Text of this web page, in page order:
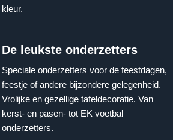
kleur.
De leukste onderzetters
Speciale onderzetters voor de feestdagen,
feestje of andere bijzondere gelegenheid.
Vrolijke en gezellige tafeldecoratie. Van
kerst- en pasen- tot EK voetbal
onderzetters.